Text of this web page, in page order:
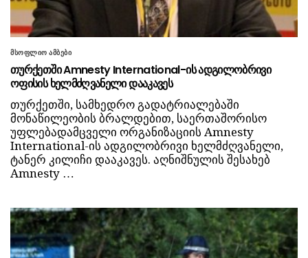
მსოფლიო ამბები
თურქეთში Amnesty International-ის ადგილობრივი
ოფისის ხელმძღვანელი დააკავეს
თურქეთში, სამხედრო გადატრიალებაში
მონაწილეობის ბრალდებით, საერთაშორისო
უფლებადამცველი ორგანიზაციის Amnesty
International-ის ადგილობრივი ხელმძღვანელი,
ტანერ კილიჩი დააკავეს. აღნიშნულის შესახებ
Amnesty …